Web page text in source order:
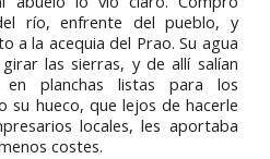
río, enfrente del pueblo, y
a la acequia del Prao. Su agua
las sierras, y de allí salían
en planchas listas para los
su hueco, que lejos de hacerle
locales, les aportaba
costes.